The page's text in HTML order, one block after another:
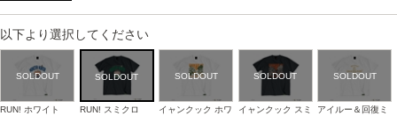
以下より選択してください
RUN! ホワイト RUN! スミクロ
イャンクック ホワ
イャンクック スミ
アイルー＆回復ミ